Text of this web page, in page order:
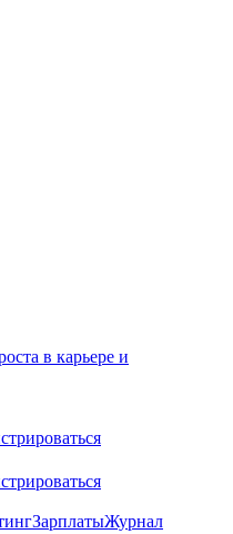
в карьере и
ЗарплатыЖурнал